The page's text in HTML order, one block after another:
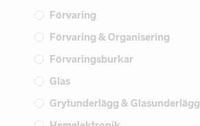
Förvaring
Förvaring & Organisering
Förvaringsburkar
Glas
Grytunderlägg & Glasunderlägg